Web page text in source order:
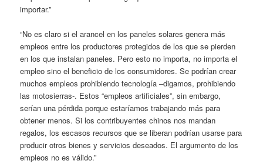
importar.”
“No es claro si el arancel en los paneles solares genera más
empleos entre los productores protegidos de los que se pierden
en los que instalan paneles. Pero esto no importa, no importa el
empleo sino el beneficio de los consumidores. Se podrían crear
muchos empleos prohibiendo tecnología –digamos, prohibiendo
las motosierras-. Estos “empleos artificiales”, sin embargo,
serían una pérdida porque estaríamos trabajando más para
obtener menos. Si los contribuyentes chinos nos mandan
regalos, los escasos recursos que se liberan podrían usarse para
producir otros bienes y servicios deseados. El argumento de los
empleos no es válido.”